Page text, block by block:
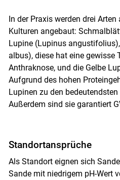
In der Praxis werden drei
Kulturen angebaut:
Lupine (Lupinus
albus), diese hat eine gewisse
Anthraknose, und die Gelbe
Aufgrund des hohen
Lupinen zu den
Außerdem sind sie garantiert
Standortansprüche
Als Standort eignen sich
Sande mit niedrigem pH-Wert